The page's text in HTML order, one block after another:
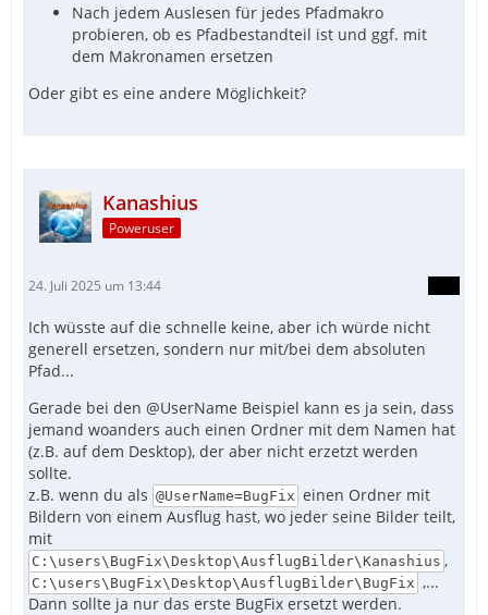
Nach jedem Auslesen für jedes Pfadmakro
probieren, ob es Pfadbestandteil ist und ggf. mit
dem Makronamen ersetzen
Oder gibt es eine andere Möglichkeit?
Kanashius
Poweruser
24. Juli 2025 um 13:44
Ich wüsste auf die schnelle keine, aber ich würde nicht
generell ersetzen, sondern nur mit/bei dem absoluten
Pfad...
Gerade bei den @UserName Beispiel kann es ja sein, dass
jemand woanders auch einen Ordner mit dem Namen hat
(z.B. auf dem Desktop), der aber nicht erzetzt werden
sollte.
z.B. wenn du als @UserName=BugFix einen Ordner mit
Bildern von einem Ausflug hast, wo jeder seine Bilder teilt,
mit
C:\users\BugFix\Desktop\AusflugBilder\Kanashius ,
C:\users\BugFix\Desktop\AusflugBilder\BugFix ,...
Dann sollte ja nur das erste BugFix ersetzt werden.